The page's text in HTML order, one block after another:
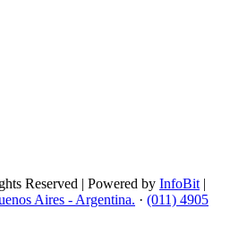
Reserved | Powered by InfoBit |
Aires - Argentina. · (011) 4905